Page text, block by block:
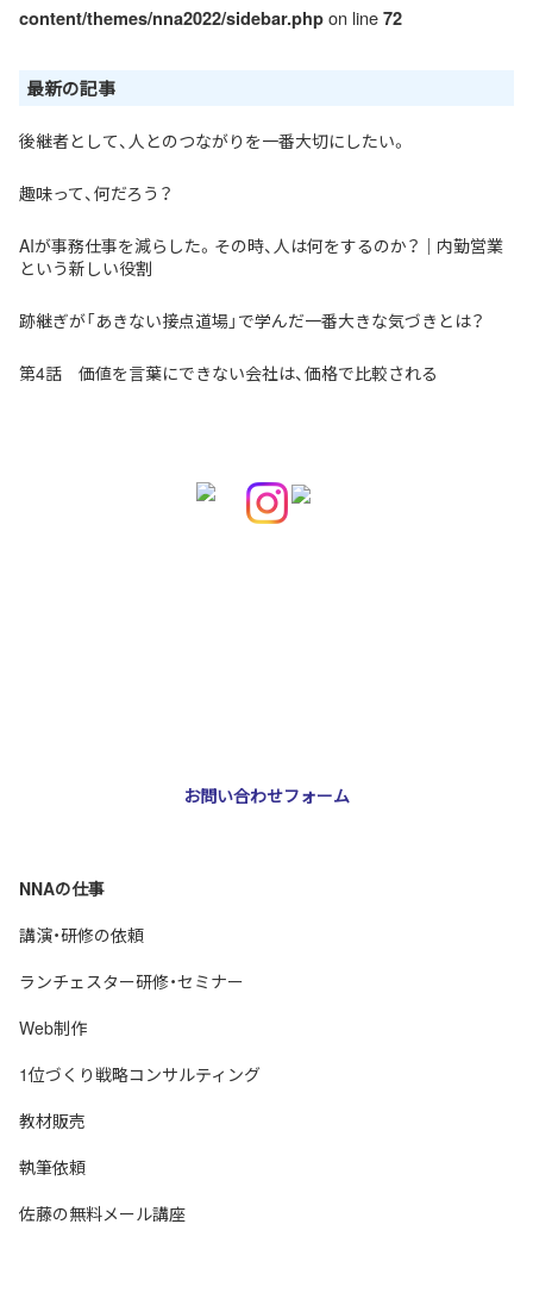
content/themes/nna2022/sidebar.php on line 72
最新の記事
後継者として、人とのつながりを一番大切にしたい。
趣味って、何だろう？
AIが事務仕事を減らした。その時、人は何をするのか？｜内勤営業
という新しい役割
跡継ぎが「あきない接点道場」で学んだ一番大きな気づきとは？
第4話 価値を言葉にできない会社は、価格で比較される
お問い合わせフォーム
NNAの仕事
講演・研修の依頼
ランチェスター研修・セミナー
Web制作
1位づくり戦略コンサルティング
教材販売
執筆依頼
佐藤の無料メール講座